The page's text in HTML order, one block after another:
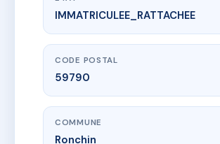
www.vme.plus/AC6467526
64 Notre-Dame
64 r notre dame
IMMATRICULEE_RATTACHEE
CODE POSTAL
59790
COMMUNE
Ronchin